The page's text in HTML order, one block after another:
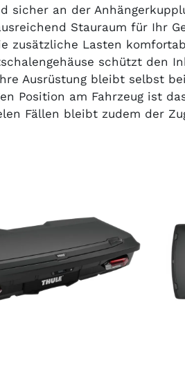
sicher an der
Stauraum für Ihr
zusätzliche Lasten
schützt den
Ausrüstung bleibt selbst
Position am Fahrzeug ist
Fällen bleibt zudem der